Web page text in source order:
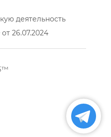
деятельность
26.07.2024